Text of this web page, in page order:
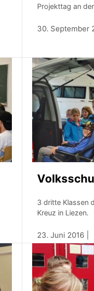
Projekttag an
30. September
3 dritte Klassen
Kreuz in Liezen.
23. Juni 2016